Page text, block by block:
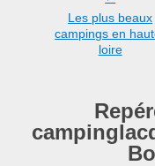
Les plus beaux
campings en
loire